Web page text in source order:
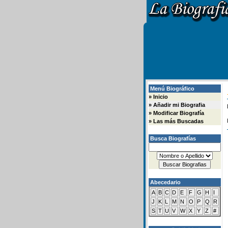
Menú Biográfico
» Inicio
» Añadir mi Biografia
» Modificar Biografía
» Las más Buscadas
Busca Biografías
Abecedario
A B C D E F G H
I
J
K L M N O P Q
R
S T U V W X Y Z #